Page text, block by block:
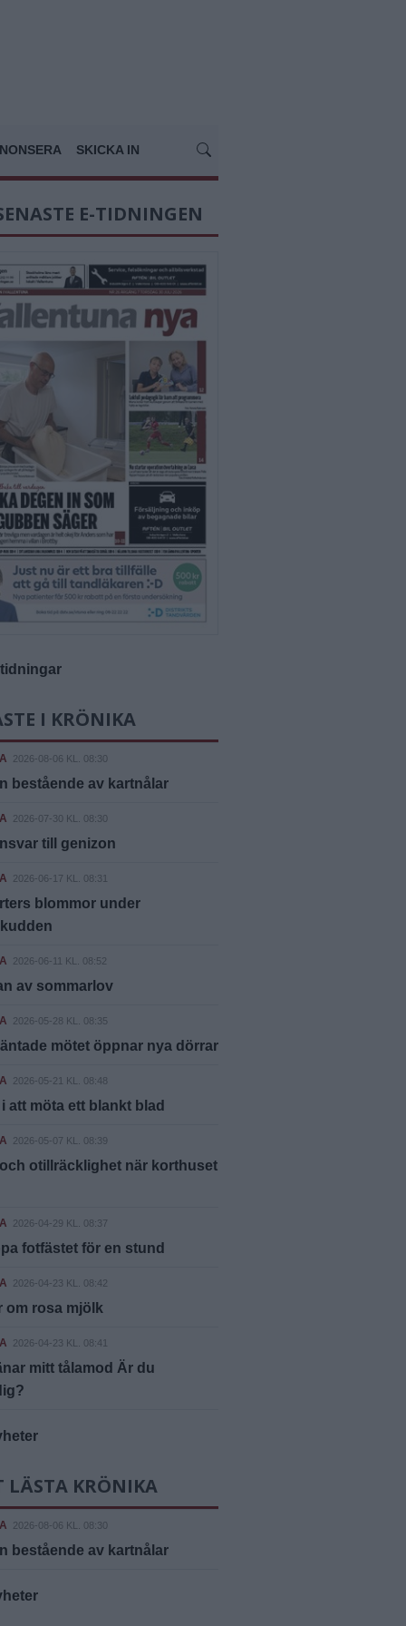
SKICKA IN
E-TIDNINGEN
tidningar
I KRÖNIKA
2026-08-06 KL. 08:30
bestående av kartnålar
2026-07-30 KL. 08:30
till genizon
2026-06-17 KL. 08:31
blommor under
2026-06-11 KL. 08:52
av sommarlov
2026-05-28 KL. 08:35
mötet öppnar nya dörrar
2026-05-21 KL. 08:48
i att möta ett blankt blad
2026-05-07 KL. 08:39
otillräcklighet när korthuset
2026-04-29 KL. 08:37
fotfästet för en stund
2026-04-23 KL. 08:42
om rosa mjölk
2026-04-23 KL. 08:41
mitt tålamod Är du
LÄSTA KRÖNIKA
2026-08-06 KL. 08:30
bestående av kartnålar